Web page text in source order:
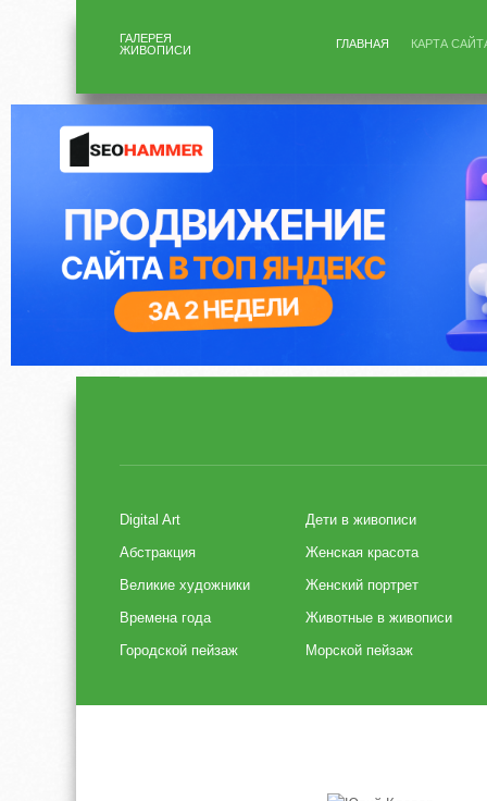
ГАЛЕРЕЯ
ЖИВОПИСИ
ГЛАВНАЯ КАРТА
Digital Art
Абстракция
Великие художники
Времена года
Городской пейзаж
Дети в живописи
Женская красота
Женский портрет
Животные в живописи
Морской пейзаж